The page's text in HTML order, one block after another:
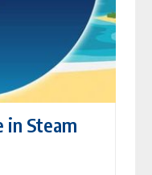
in Steam